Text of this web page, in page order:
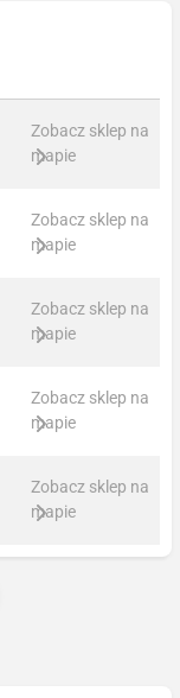
Zobacz sklep na
mapie
Zobacz sklep na
mapie
Zobacz sklep na
mapie
Zobacz sklep na
mapie
Zobacz sklep na
mapie